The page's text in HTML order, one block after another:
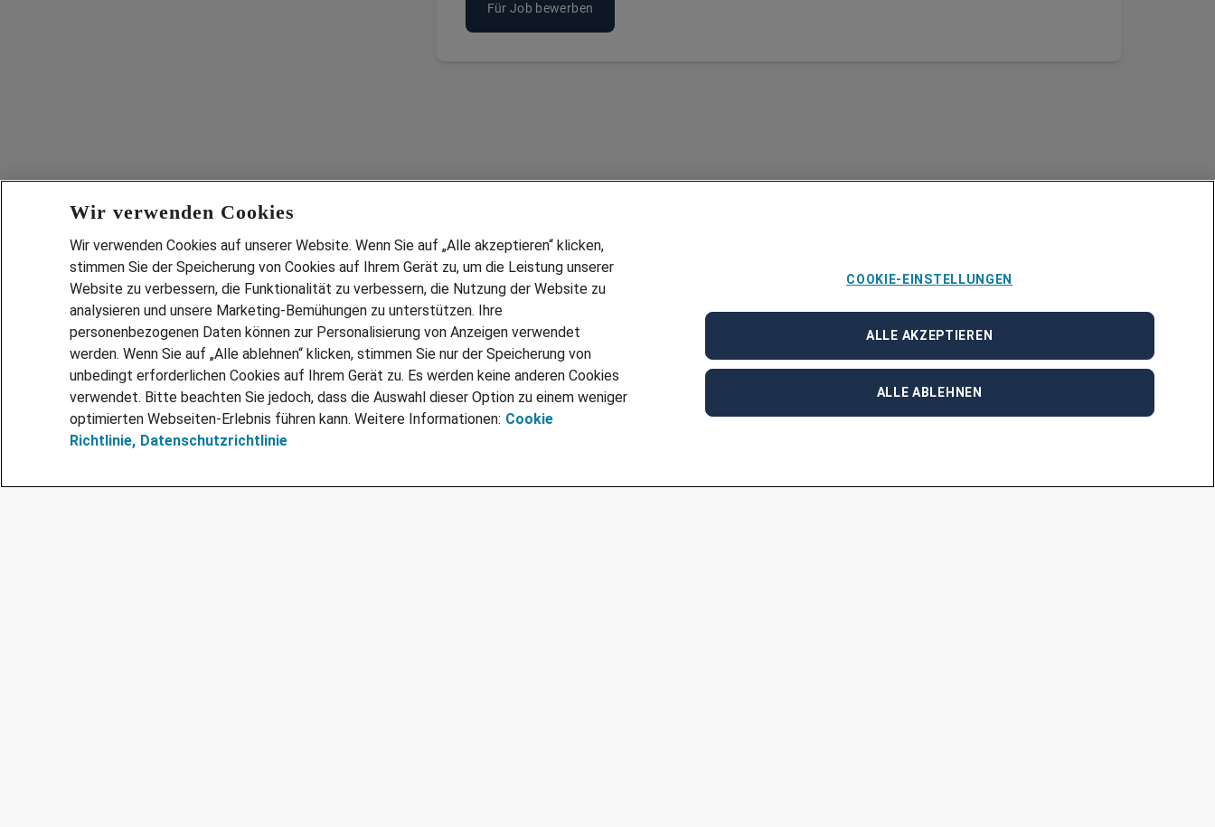
Für Job bewerben
Wir verwenden Cookies
Wir verwenden Cookies auf unserer Website. Wenn Sie auf „Alle akzeptieren“ klicken,
stimmen Sie der Speicherung von Cookies auf Ihrem Gerät zu, um die Leistung unserer
Website zu verbessern, die Funktionalität zu verbessern, die Nutzung der Website zu
analysieren und unsere Marketing-Bemühungen zu unterstützen. Ihre
personenbezogenen Daten können zur Personalisierung von Anzeigen verwendet
werden. Wenn Sie auf „Alle ablehnen“ klicken, stimmen Sie nur der Speicherung von
unbedingt erforderlichen Cookies auf Ihrem Gerät zu. Es werden keine anderen Cookies
verwendet. Bitte beachten Sie jedoch, dass die Auswahl dieser Option zu einem weniger
optimierten Webseiten-Erlebnis führen kann. Weitere Informationen: Cookie
Richtlinie, Datenschutzrichtlinie
COOKIE-EINSTELLUNGEN
ALLE ABLEHNEN
ALLE AKZEPTIEREN